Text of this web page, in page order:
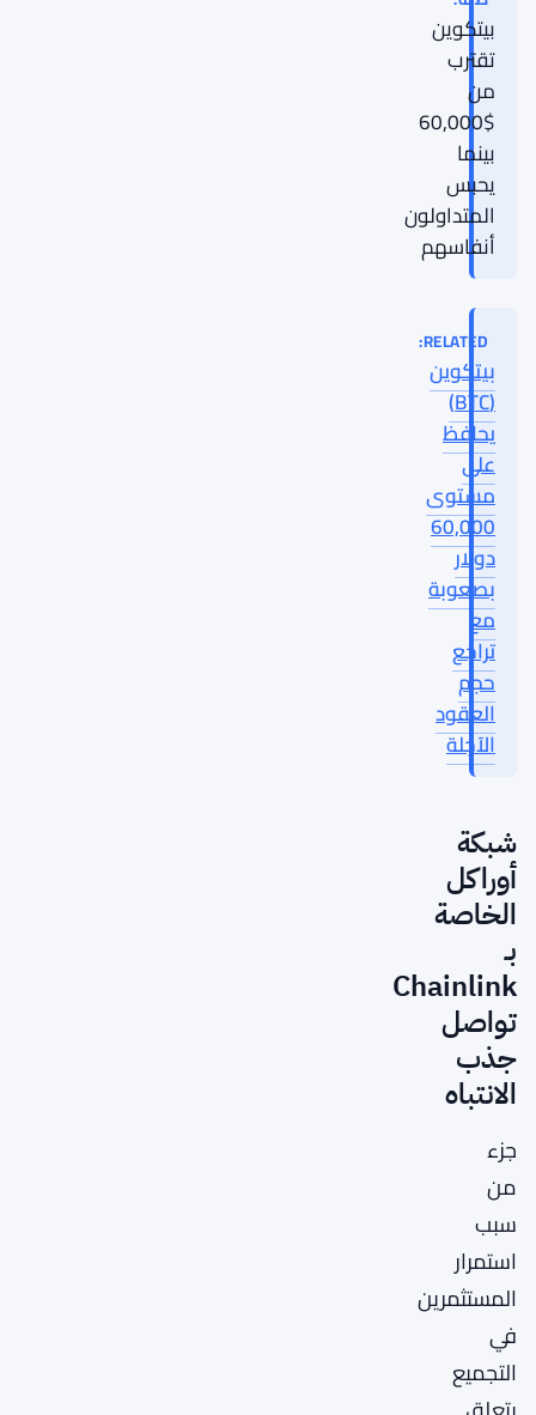
بيتكوين
تقترب
من
$60,000
بينما
يحبس
المتداولون
أنفاسهم
RELATED:
بيتكوين
(BTC)
يحافظ
على
مستوى
60,000
دولار
بصعوبة
مع
تراجع
حجم
العقود
الآجلة
شبكة
أوراكل
الخاصة
بـ
Chainlink
تواصل
جذب
الانتباه
جزء
من
سبب
استمرار
المستثمرين
في
التجميع